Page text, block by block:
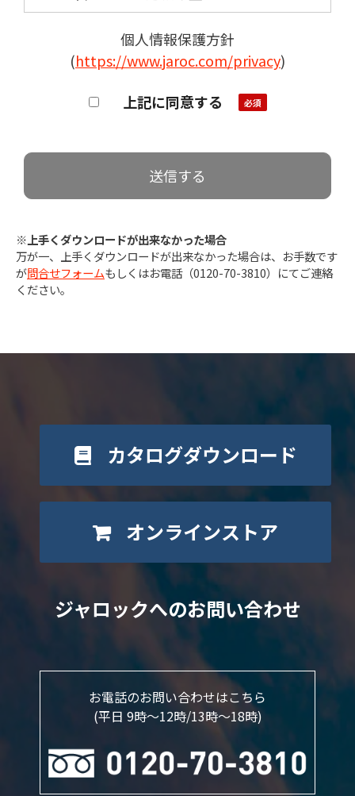
個人情報保護方針
(https://www.jaroc.com/privacy)
上記に同意する
※上手くダウンロードが出来なかった場合
万が一、上手くダウンロードが出来なかった場合は、お手数です
が問合せフォームもしくはお電話（0120-70-3810）にてご連絡
ください。
カタログダウンロード
オンラインストア
ジャロックへのお問い合わせ
お電話のお問い合わせはこちら
(平日 9時～12時/13時〜18時)